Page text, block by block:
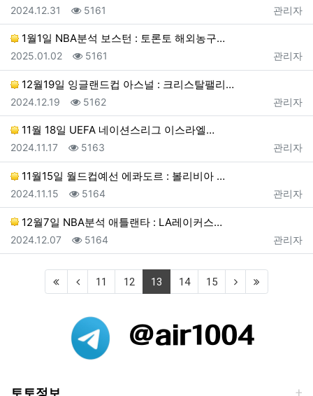
등록자
관리자
등록일
2024.12.31 조회
5161
1월1일 NBA분석 보스턴 : 토론토 해외농구…
등록자
관리자
등록일
2025.01.02 조회
5161
12월19일 잉글랜드컵 아스널 : 크리스탈팰리…
등록자
관리자
등록일
2024.12.19 조회
5162
11월 18일 UEFA 네이션스리그 이스라엘…
등록자
관리자
등록일
2024.11.17 조회
5163
11월15일 월드컵예선 에콰도르 : 볼리비아 …
등록자
관리자
등록일
2024.11.15 조회
5164
12월7일 NBA분석 애틀랜타 : LA레이커스…
등록자
관리자
등록일
2024.12.07 조회
5164
11 12 13 (current)
14 15
토토정보